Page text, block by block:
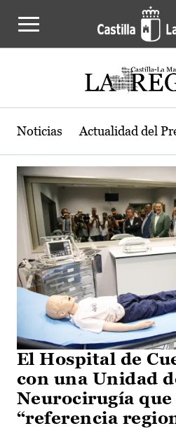
Actualidad de la
Noticias Actualidad del
El Hospital de
con una Unidad
Neurocirugía que
“referencia